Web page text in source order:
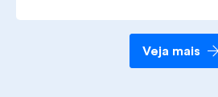
Veja mais